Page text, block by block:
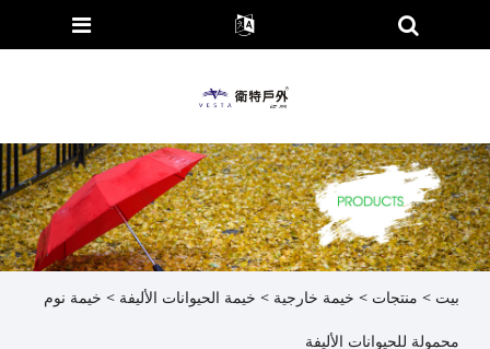
بيت > منتجات > خيمة خارجية > خيمة الحيوانات الأليفة > خيمة نوم
محمولة للحيوانات الأليفة